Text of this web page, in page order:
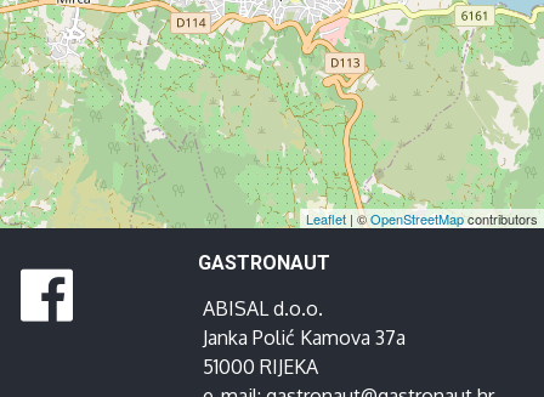
Leaflet | ©OpenStreetMapcontributors
GASTRONAUT
ABISAL d.o.o.
Janka Polić Kamova 37a
51000 RIJEKA